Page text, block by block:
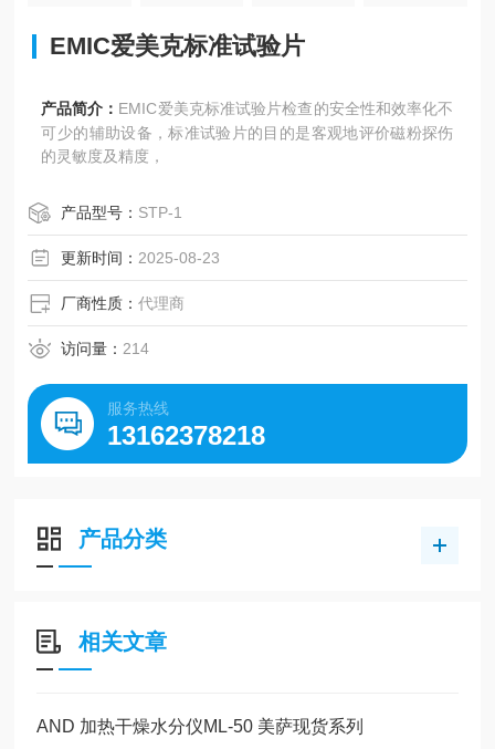
EMIC爱美克标准试验片
产品简介： EMIC爱美克标准试验片检查的安全性和效率化不
可少的辅助设备，标准试验片的目的是客观地评价磁粉探伤
的灵敏度及精度，
产品型号： STP-1
更新时间： 2025-08-23
厂商性质：代理商
访问量： 214
服务热线
13162378218
产品分类
相关文章
AND 加热干燥水分仪ML-50 美萨现货系列